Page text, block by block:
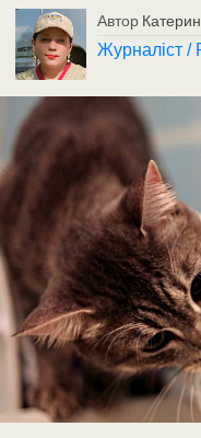
Автор
Журналіст /